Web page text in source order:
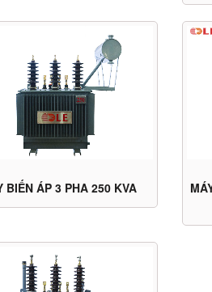
BIẾN ÁP 3 PHA 250 KVA